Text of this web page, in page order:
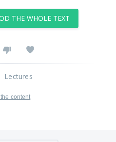
THE WHOLE TEXT
Lectures
content